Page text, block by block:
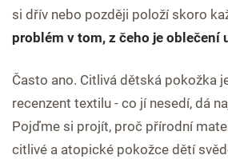
si dřív nebo později položí skoro
problém v tom, z čeho je oblečení
Často ano. Citlivá dětská pokožka
recenzent textilu - co jí nesedí, dá
Pojďme si projít, proč přírodní
citlivé a atopické pokožce dětí